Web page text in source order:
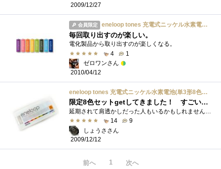
2009/12/27
会員限定 eneloop tones 充電式ニッケル水素電池(単3形8色カラーパック) HR-3UTGA-8TN
毎回取り出すのが楽しい。
電化製品から取り出すのが楽しくなる。
4
1
ゼロワンさん
2010/04/12
eneloop tones 充電式ニッケル水素電池(単3形8色カラーパック) HR-3UTGA-8TN
限定8色セットgetしてきました！ すごい売れ行き…らしい／10万パックもあるけど(笑)
14
9
しょうささん
2009/12/12
前へ 1 次へ